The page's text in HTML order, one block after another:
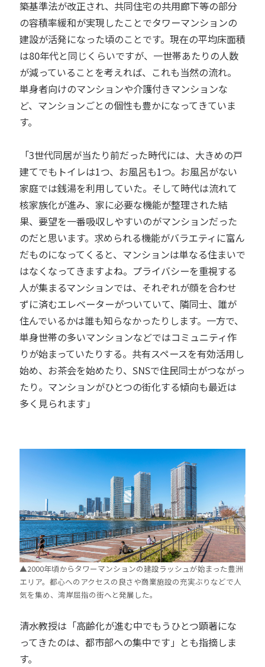
築基準法が改正され、共同住宅の共用廊下等の部分
の容積率緩和が実現したことでタワーマンションの
建設が活発になった頃のことです。現在の平均床面積
は80年代と同じくらいですが、一世帯あたりの人数
が減っていることを考えれば、これも当然の流れ。
単身者向けのマンションや介護付きマンションな
ど、マンションごとの個性も豊かになってきていま
す。
「3世代同居が当たり前だった時代には、大きめの戸
建てでもトイレは1つ、お風呂も1つ。お風呂がない
家庭では銭湯を利用していた。そして時代は流れて
核家族化が進み、家に必要な機能が整理された結
果、要望を一番吸収しやすいのがマンションだった
のだと思います。求められる機能がバラエティに富ん
だものになってくると、マンションは単なる住まいで
はなくなってきますよね。プライバシーを重視する
人が集まるマンションでは、それぞれが顔を合わせ
ずに済むエレベーターがついていて、隣同士、誰が
住んでいるかは誰も知らなかったりします。一方で、
単身世帯の多いマンションなどではコミュニティ作
りが始まっていたりする。共有スペースを有効活用し
始め、お茶会を始めたり、SNSで住民同士がつながっ
たり。マンションがひとつの街化する傾向も最近は
多く見られます」
▲2000年頃からタワーマンションの建設ラッシュが始まった豊洲
エリア。都心へのアクセスの良さや商業施設の充実ぶりなどで人
気を集め、湾岸屈指の街へと発展した。
清水教授は「高齢化が進む中でもうひとつ顕著にな
ってきたのは、都市部への集中です」とも指摘しま
す。